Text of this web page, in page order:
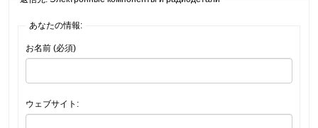
あなたの情報:
お名前 (必須)
ウェブサイト: